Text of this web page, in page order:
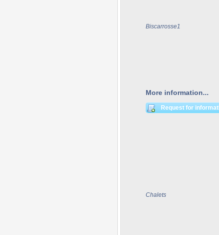
Biscarrosse1
More information...
Request for
Chalets